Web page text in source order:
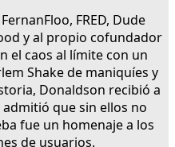
FRED, Dude
y al propio cofundador
el caos al límite con un
Shake de maniquíes y
Donaldson recibió a
que sin ellos no
fue un homenaje a los
de usuarios.